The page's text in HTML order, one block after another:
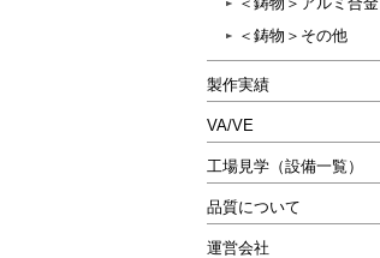
＜鋳物＞その他
製作実績
VA/VE
工場見学（設備一覧）
品質について
運営会社